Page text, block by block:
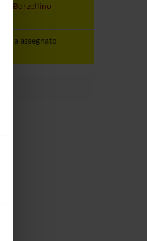
Borzellino
assegnato